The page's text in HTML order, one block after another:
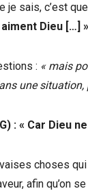
je sais, c’est
Dieu […]
: « mais
une situation,
: « Car Dieu
choses
afin qu’on